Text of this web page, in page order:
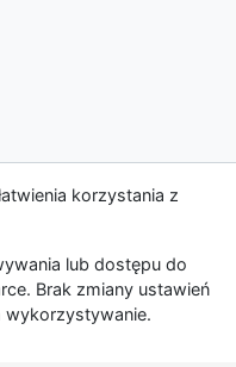
korzystania z
lub dostępu do
Brak zmiany ustawień
wykorzystywanie.